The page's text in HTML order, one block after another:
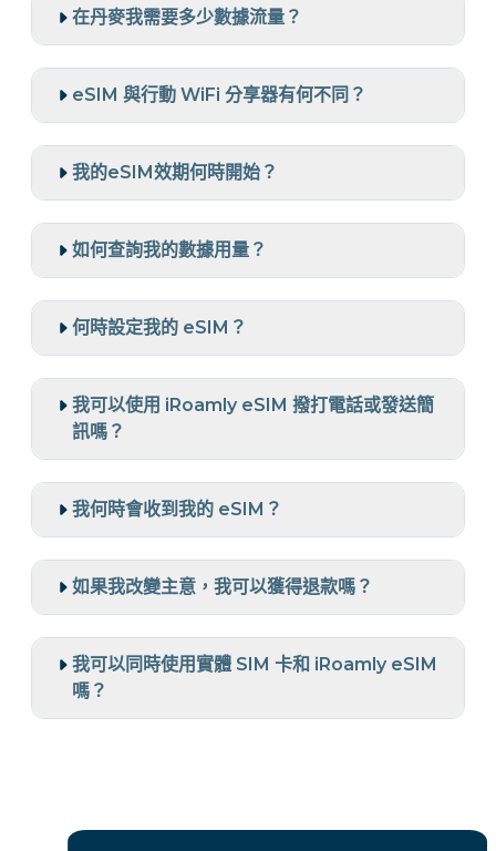
在丹麥我需要多少數據流量？
eSIM 與行動 WiFi 分享器有何不同？
我的eSIM效期何時開始？
如何查詢我的數據用量？
何時設定我的 eSIM？
我可以使用 iRoamly eSIM 撥打電話或發送簡
訊嗎？
我何時會收到我的 eSIM？
如果我改變主意，我可以獲得退款嗎？
我可以同時使用實體 SIM 卡和 iRoamly eSIM
嗎？